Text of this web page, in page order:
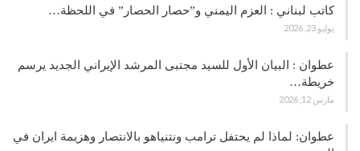
كاتب لبناني : العزم اليمني و”حصار الحصار” في اللحظة…
يوليو 23, 2026
عطوان : البيان الأول للسيد مجتبى المرشد الإيراني الجديد يرسم
خريطة…
مارس 12, 2026
عطوان: لماذا لم يحتفل ترامب ونتنياهو بالانتصار وهزيمة ايران في